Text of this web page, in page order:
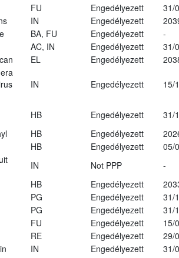
FU Engedélyezett
31/
IN Engedélyezett
BA, FU Engedélyezett
-
AC, IN Engedélyezett
31/
EL Engedélyezett
IN Engedélyezett 15/
HB Engedélyezett
31/
HB Engedélyezett
HB Engedélyezett
05/
IN Not PPP
-
HB Engedélyezett
PG Engedélyezett
31/
PG Engedélyezett
31/
FU Engedélyezett
15/
RE Engedélyezett
29/
IN Engedélyezett
31/